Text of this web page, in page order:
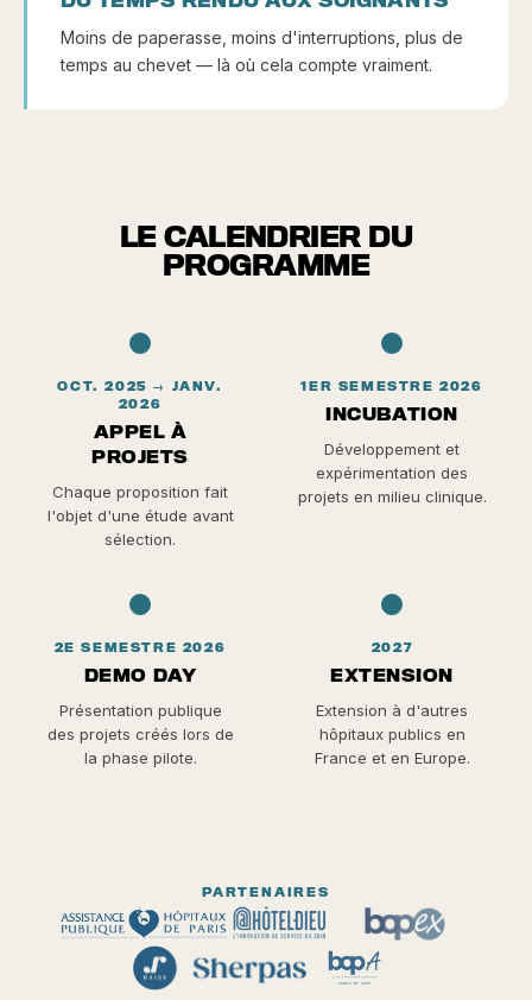
Moins de paperasse, moins d'interruptions, plus de
temps au chevet — là où cela compte vraiment.
LE CALENDRIER DU
PROGRAMME
OCT. 2025 → JANV.
2026
APPEL À
PROJETS
Chaque proposition fait
l'objet d'une étude avant
sélection.
1ER SEMESTRE 2026
INCUBATION
Développement et
expérimentation des
projets en milieu clinique.
2E SEMESTRE 2026
DEMO DAY
Présentation publique
des projets créés lors de
la phase pilote.
2027
EXTENSION
Extension à d'autres
hôpitaux publics en
France et en Europe.
PARTENAIRES